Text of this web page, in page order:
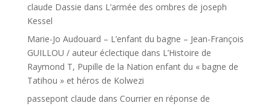
claude Dassie dans L’armée des ombres de joseph
Kessel
Marie-Jo Audouard – L’enfant du bagne – Jean-François
GUILLOU / auteur éclectique dans L’Histoire de
Raymond T, Pupille de la Nation enfant du « bagne de
Tatihou » et héros de Kolwezi
passepont claude dans Courrier en réponse de